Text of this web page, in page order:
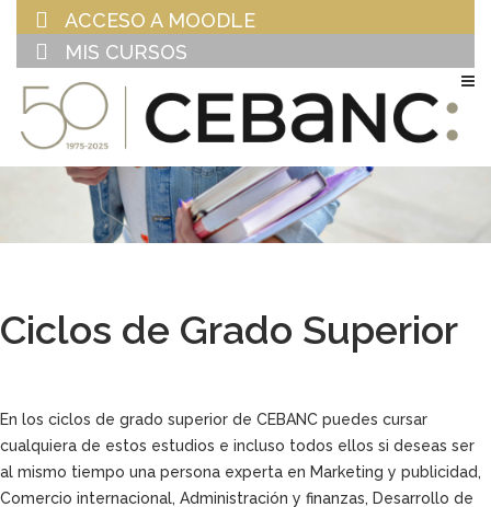
ACCESO A MOODLE
MIS CURSOS
Ciclos de Grado Superior
En los ciclos de grado superior de CEBANC puedes cursar
cualquiera de estos estudios e incluso todos ellos si deseas ser
al mismo tiempo una persona experta en Marketing y publicidad,
Comercio internacional, Administración y finanzas, Desarrollo de